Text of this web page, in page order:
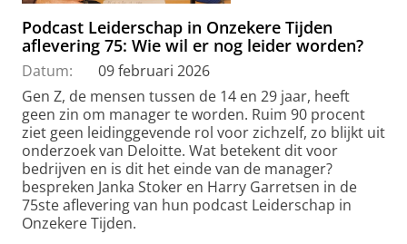
Podcast Leiderschap in Onzekere Tijden
aflevering 75: Wie wil er nog leider worden?
Datum:
09 februari 2026
Gen Z, de mensen tussen de 14 en 29 jaar, heeft
geen zin om manager te worden. Ruim 90 procent
ziet geen leidinggevende rol voor zichzelf, zo blijkt uit
onderzoek van Deloitte. Wat betekent dit voor
bedrijven en is dit het einde van de manager?
bespreken Janka Stoker en Harry Garretsen in de
75ste aflevering van hun podcast Leiderschap in
Onzekere Tijden.